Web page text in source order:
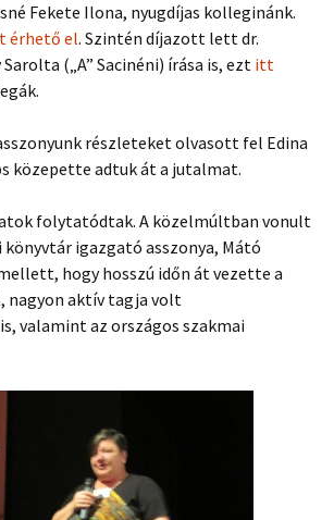
Fekete Ilona, nyugdíjas kolleginánk.
érhető el. Szintén díjazott lett dr.
(„A” Sacinéni) írása is, ezt itt
részleteket olvasott fel Edina
közepette adtuk át a jutalmat.
folytatódtak. A közelmúltban vonult
könyvtár igazgató asszonya, Mátó
hogy hosszú időn át vezette a
nagyon aktív tagja volt
valamint az országos szakmai